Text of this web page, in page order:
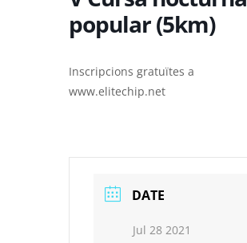
popular (5km)
Inscripcions gratuïtes a
www.elitechip.net
DATE
Jul 28 2021